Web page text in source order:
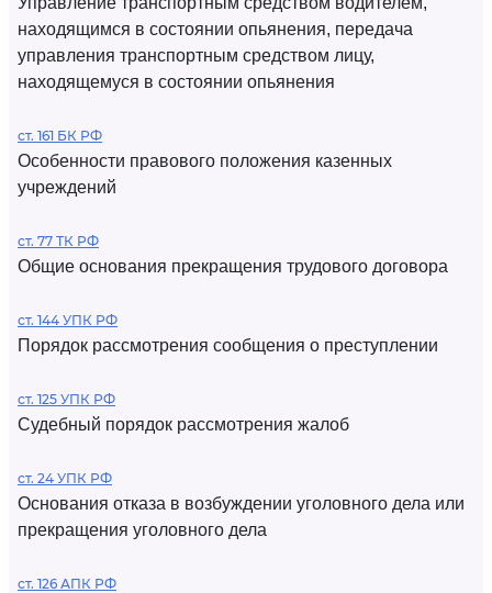
находящимся в состоянии опьянения, передача
управления транспортным средством лицу,
находящемуся в состоянии опьянения
ст. 161 БК РФ
Особенности правового положения казенных
учреждений
ст. 77 ТК РФ
Общие основания прекращения трудового договора
ст. 144 УПК РФ
Порядок рассмотрения сообщения о преступлении
ст. 125 УПК РФ
Судебный порядок рассмотрения жалоб
ст. 24 УПК РФ
Основания отказа в возбуждении уголовного дела или
прекращения уголовного дела
ст. 126 АПК РФ